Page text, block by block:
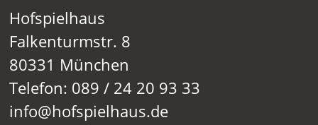
Hofspielhaus
Falkenturmstr. 8
80331 München
Telefon: 089 / 24 20 93 33
info@hofspielhaus.de